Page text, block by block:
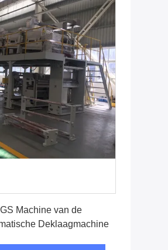
Machine van de
Deklaagmachine